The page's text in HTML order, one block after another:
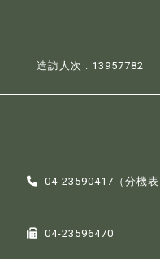
造訪人次 : 13957782
04-23590417（分機表
04-23596470